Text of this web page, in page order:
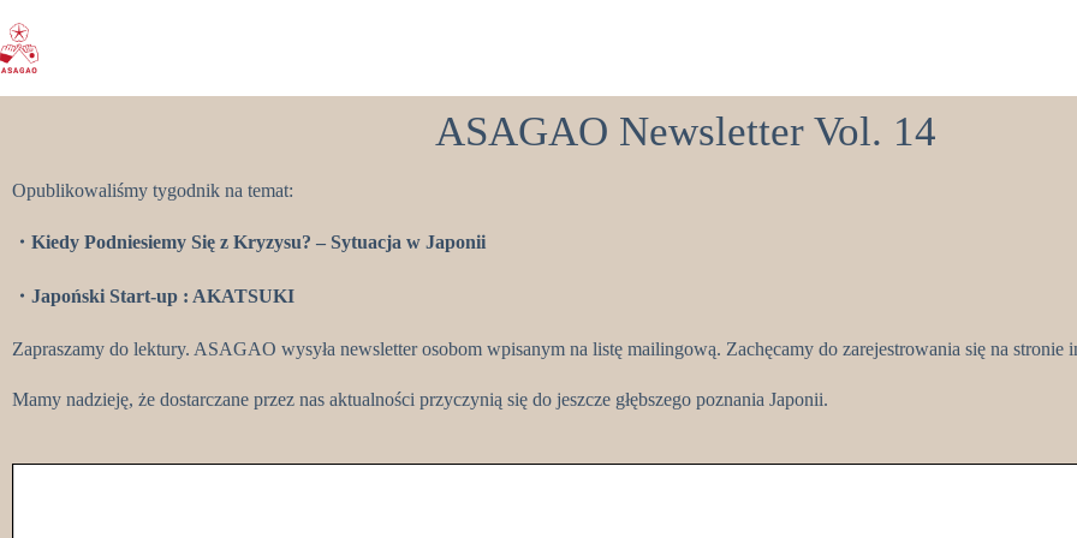
ASAGAO Newsletter Vol. 14
Opublikowaliśmy tygodnik na temat:
・Kiedy Podniesiemy Się z Kryzysu? – Sytuacja w Japonii
・Japoński Start-up : AKATSUKI
Zapraszamy do lektury. ASAGAO wysyła newsletter osobom wpisanym na listę mailingową. Zachęcamy do zarejestrowania się na stronie
Mamy nadzieję, że dostarczane przez nas aktualności przyczynią się do jeszcze głębszego poznania Japonii.